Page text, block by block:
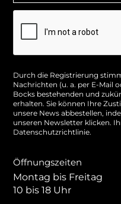
Öffnungszeiten
Montag bis Freitag
10 bis 18 Uhr
Durch die Registrierung
Nachrichten (u. a. per E-Mail
Bocks bestehenden und
erhalten. Sie können Ihre
unsere News abbestellen,
unseren Newsletter klicken.
Datenschutzrichtlinie.